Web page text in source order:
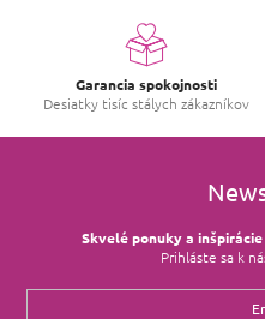
Garancia spokojnosti
Desiatky tisíc stálych zákazníkov
Skvelé ponuky a inšpirácie
Prihláste sa k